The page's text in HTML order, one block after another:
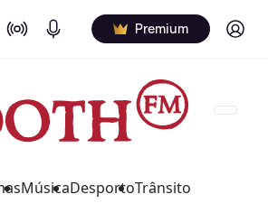
On Air Podcasts Premium Log in
MúsicaDesportoTrânsito